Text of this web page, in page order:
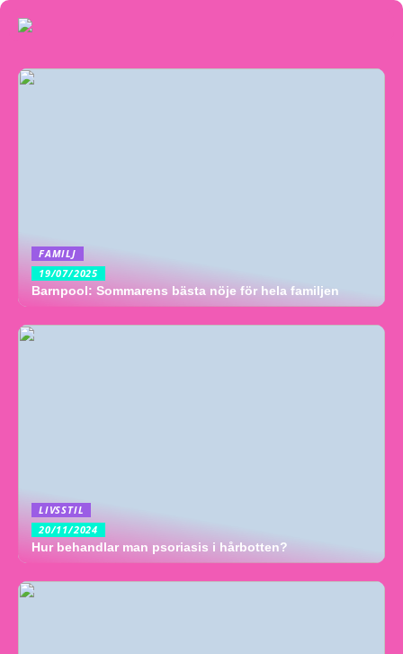
FAMILJ
19/07/2025
Barnpool: Sommarens bästa nöje för hela familjen
LIVSSTIL
20/11/2024
Hur behandlar man psoriasis i hårbotten?